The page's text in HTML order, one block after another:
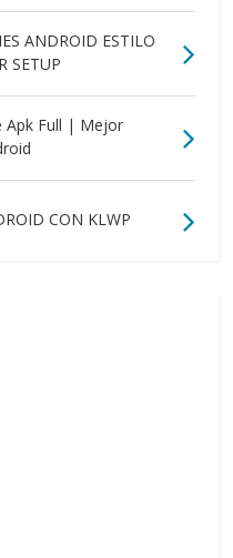
ANDROID ESTILO
SETUP
Apk Full | Mejor
CON KLWP